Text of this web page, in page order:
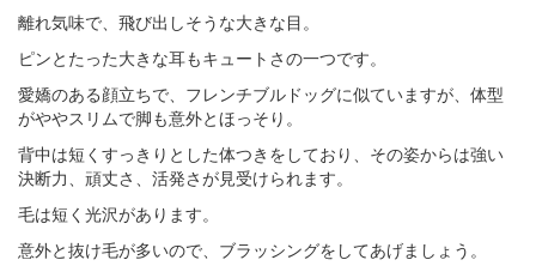
離れ気味で、飛び出しそうな大きな目。
ピンとたった大きな耳もキュートさの一つです。
愛嬌のある顔立ちで、フレンチブルドッグに似ていますが、体型
がややスリムで脚も意外とほっそり。
背中は短くすっきりとした体つきをしており、その姿からは強い
決断力、頑丈さ、活発さが見受けられます。
毛は短く光沢があります。
意外と抜け毛が多いので、ブラッシングをしてあげましょう。